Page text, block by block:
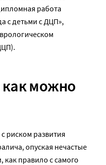
работа
с детьми с ДЦП»,
как можно
риском развития
опуская нечастые
как правило с самого